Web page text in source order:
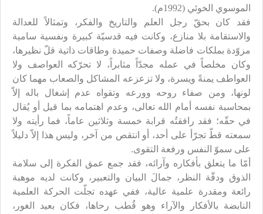
الموسوي الخوئي (1992م).
فقد كان بحقّ رجل العلم والتاريخ والفكر، وتمثالاً للعدالة
والاستقامة بلا منازع، وكانت فيه قدسيّة كبيرة ونفسية سامية
مزوّدة بملكات فاضلة وصفات حميدة وطاقات ذاتية قلّ نظيرها،
وكان مخلصاً في عمله مجدّاً مثابراً، لا تحرّكه العواصف ولا
العواطف يمنةً ويسرة، ولا تزعزعه المشاكل والصعاب مهما كان
لونها، ومن صفاء روحه وورعه وتقواه عدم إشغال باله إلاّ
بمحاسبة نفسه أمام الله تعالى، وعدم اهتمامه بما قيل أو يُقال
في حقّه؛ فقد رافقتُه قرابة خمسة وثلاثين عاماً، فما رأيته ولا
سمعته قطّ تجرّأ على أحد، أو انتقص من آخر، وليس هذا إلاّ دليلاً
على سموّ النفس ورفعة التقوى.
أمّا ما يتعلق بأفكاره وآرائه، فقد جمع عمق الفكرة إلى سلامة
الذوق ودقّة النظر، جمالَ البيان والتعبير، وكانت لديه موهبة
رائعة ومقدرة علمية عالية، ففي عهده تجلّت الحركة العلمية
النابضة بالأفكار والآراء وهو قُطب رحاها، فكان بعيد الغور،